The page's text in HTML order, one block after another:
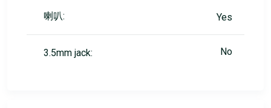
喇叭: Yes
3.5mm jack: No